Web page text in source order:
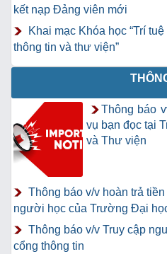
kết nạp Đảng viên mới
Khai mạc Khóa học “Trí
thông tin và thư viện”
Thông báo
vụ bạn đọc tại
và Thư viện
Thông báo v/v hoàn trả
người học của Trường Đại
Thông báo v/v Truy cập
cổng thông tin